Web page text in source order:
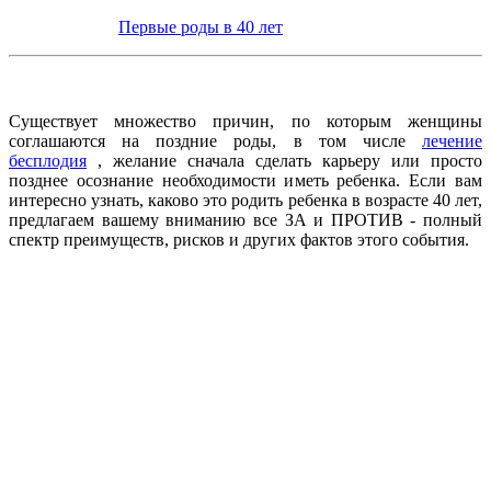
Первые роды в 40 лет
Существует множество причин, по которым женщины
соглашаются на поздние роды, в том числе лечение
бесплодия , желание сначала сделать карьеру или просто
позднее осознание необходимости иметь ребенка. Если вам
интересно узнать, каково это родить ребенка в возрасте 40 лет,
предлагаем вашему вниманию все ЗА и ПРОТИВ - полный
спектр преимуществ, рисков и других фактов этого события.